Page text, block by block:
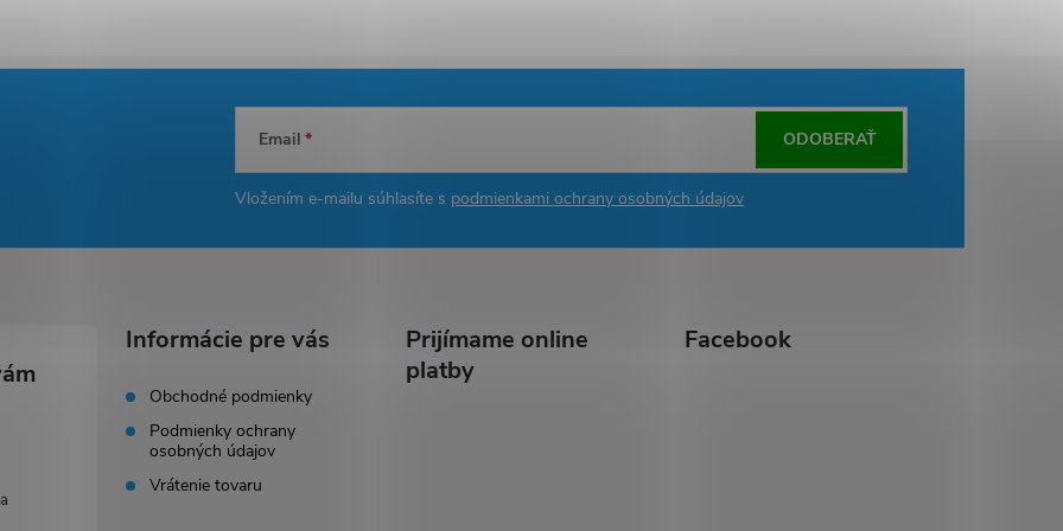
Email
Vložením e-mailu súhlasíte s podmienkami ochrany osobných údajov
ODOBERAŤ
Informácie pre vás
Obchodné podmienky
Podmienky ochrany
osobných údajov
Vrátenie tovaru
Prijímame online
platby
Facebook